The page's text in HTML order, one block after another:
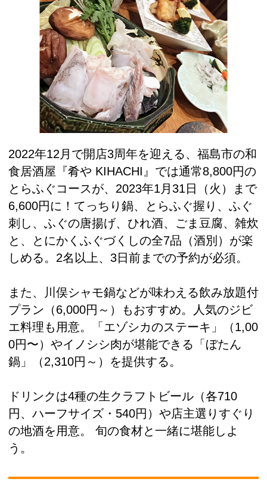
2022年12月で開店3周年を迎える、福島市の和
食居酒屋『肴や KIHACHI』では通常8,800円の
とらふぐコースが、2023年1月31日（火）まで
6,600円に！てっちり鍋、とらふぐ握り、ふぐ
刺し、ふぐの唐揚げ、ひれ酒、ごま豆腐、雑炊
と、とにかくふぐづくしの全7品（酒別）が楽
しめる。2名以上、3日前までの予約が必須。
また、川俣シャモ鍋などが味わえる飲み放題付
プラン（6,000円～）もおすすめ。人気のジビ
エ料理も用意。「エゾシカのステーキ」（1,00
0円〜）やイノシシ肉が堪能できる「ぼたん
鍋」（2,310円～）を提供する。
ドリンクは4種の生クラフトビール（各710
円、ハーフサイズ・540円）や店主選りすぐり
の地酒を用意。 旬の食材と一緒に堪能しよ
う。